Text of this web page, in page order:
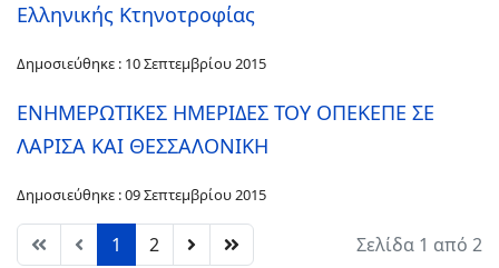
Ελληνικής Κτηνοτροφίας
Δημοσιεύθηκε : 10 Σεπτεμβρίου 2015
ΕΝΗΜΕΡΩΤΙΚΕΣ ΗΜΕΡΙΔΕΣ ΤΟΥ ΟΠΕΚΕΠΕ ΣΕ
ΛΑΡΙΣΑ ΚΑΙ ΘΕΣΣΑΛΟΝΙΚΗ
Δημοσιεύθηκε : 09 Σεπτεμβρίου 2015
1 2 Σελίδα 1 από 2